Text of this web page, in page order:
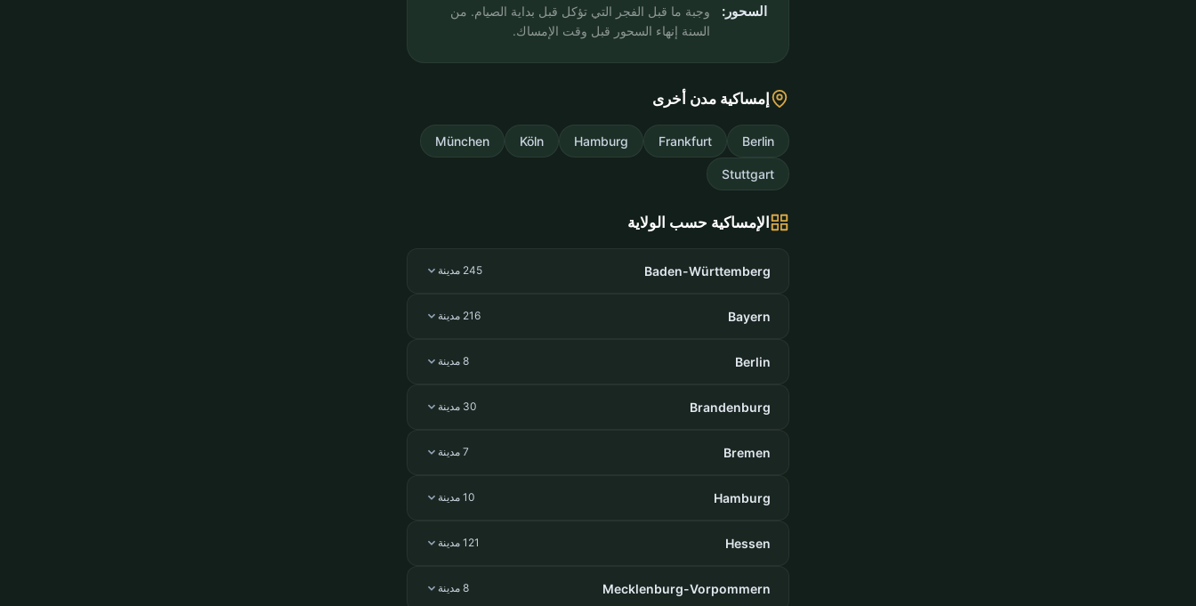
السحور:
وجبة ما قبل الفجر التي تؤكل قبل بداية الصيام. من
السنة إنهاء السحور قبل وقت الإمساك.
إمساكية مدن أخرى
Berlin
Frankfurt
Hamburg
Köln
München
Stuttgart
الإمساكية حسب الولاية
Baden-Württemberg 245 مدينة
Bayern 216 مدينة
Berlin 8 مدينة
Brandenburg 30 مدينة
Bremen 7 مدينة
Hamburg 10 مدينة
Hessen 121 مدينة
Mecklenburg-Vorpommern 8 مدينة